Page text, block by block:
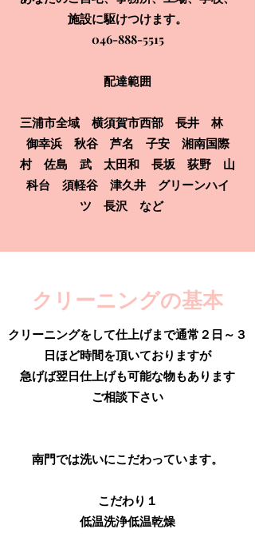
施設に駆けつけます。
​046-888-5515
配達範囲
三浦市全域 横須賀市西部 長井 林
御幸浜 秋谷 芦名 子安 湘南国際
村 佐島 武 太田和 長坂 荻野 山
科台 須軽谷 津久井 グリーンハイ
ツ 長沢 など
​クリーニングの基本
クリーニングをして仕上げまで通常２日～３
日ほど時間を頂いておりますが
急げば翌日仕上げも可能な物もあります
ご相談下さい
南門では洗いにこだわっています。
こだわり１
​低温洗浄低温乾燥